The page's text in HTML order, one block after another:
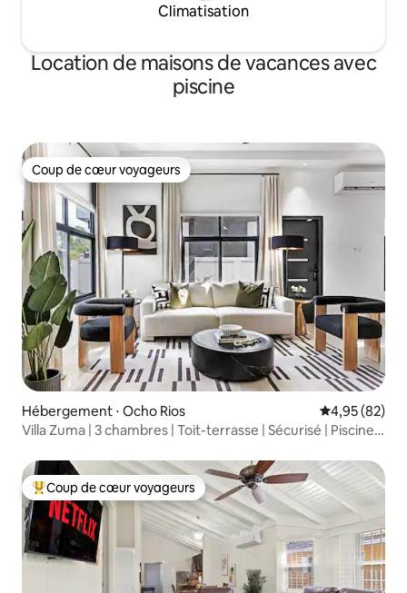
Climatisation
Location de maisons de vacances avec
piscine
Coup de cœur voyageurs
Coup de cœur voyageurs
Hébergement ⋅ Ocho Rios Évaluation
4,95 (82)
Villa Zuma | 3 chambres | Toit-terrasse | Sécurisé | Piscine |
Coups de cœur voyageurs les plus appréciés
Coup de cœur voyageurs